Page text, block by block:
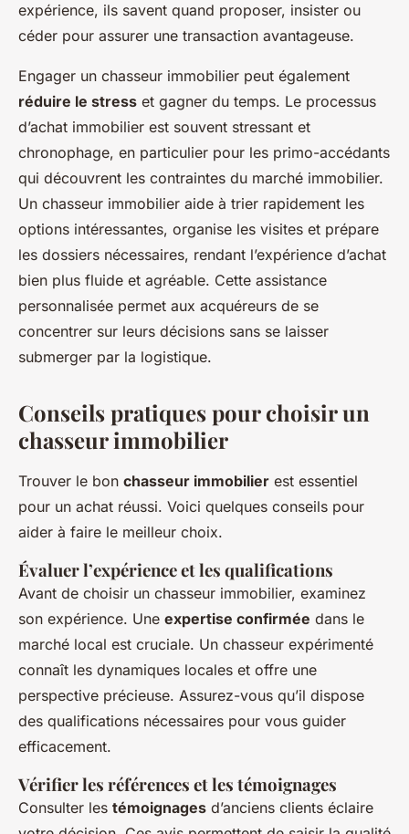
expérience, ils savent quand proposer, insister ou
céder pour assurer une transaction avantageuse.
Engager un chasseur immobilier peut également
réduire le stress et gagner du temps. Le processus
d’achat immobilier est souvent stressant et
chronophage, en particulier pour les primo-accédants
qui découvrent les contraintes du marché immobilier.
Un chasseur immobilier aide à trier rapidement les
options intéressantes, organise les visites et prépare
les dossiers nécessaires, rendant l’expérience d’achat
bien plus fluide et agréable. Cette assistance
personnalisée permet aux acquéreurs de se
concentrer sur leurs décisions sans se laisser
submerger par la logistique.
Conseils pratiques pour choisir un
chasseur immobilier
Trouver le bon chasseur immobilier est essentiel
pour un achat réussi. Voici quelques conseils pour
aider à faire le meilleur choix.
Évaluer l’expérience et les qualifications
Avant de choisir un chasseur immobilier, examinez
son expérience. Une expertise confirmée dans le
marché local est cruciale. Un chasseur expérimenté
connaît les dynamiques locales et offre une
perspective précieuse. Assurez-vous qu’il dispose
des qualifications nécessaires pour vous guider
efficacement.
Vérifier les références et les témoignages
Consulter les témoignages d’anciens clients éclaire